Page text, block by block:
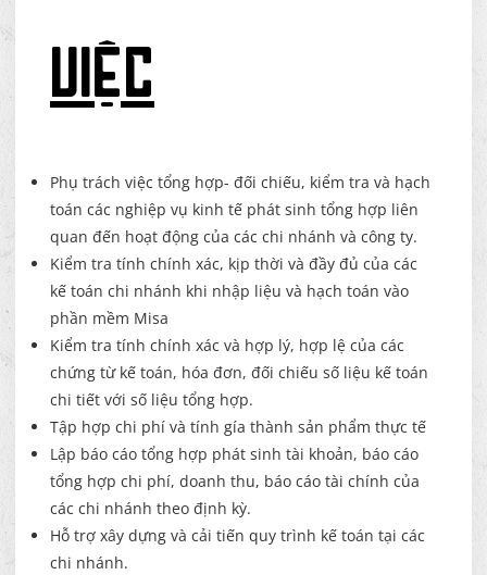
VIỆC
Phụ trách việc tổng hợp- đối chiếu, kiểm tra và hạch
toán các nghiệp vụ kinh tế phát sinh tổng hợp liên
quan đến hoạt động của các chi nhánh và công ty.
Kiểm tra tính chính xác, kịp thời và đầy đủ của các
kế toán chi nhánh khi nhập liệu và hạch toán vào
phần mềm Misa
Kiểm tra tính chính xác và hợp lý, hợp lệ của các
chứng từ kế toán, hóa đơn, đối chiếu số liệu kế toán
chi tiết với số liệu tổng hợp.
Tập hợp chi phí và tính gía thành sản phẩm thực tế
Lập báo cáo tổng hợp phát sinh tài khoản, báo cáo
tổng hợp chi phí, doanh thu, báo cáo tài chính của
các chi nhánh theo định kỳ.
Hỗ trợ xây dựng và cải tiến quy trình kế toán tại các
chi nhánh.